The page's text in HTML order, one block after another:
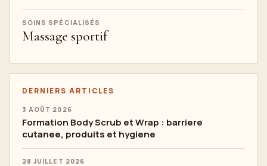
SOINS SPÉCIALISÉS
Massage sportif
DERNIERS ARTICLES
3 AOÛT 2026
Formation Body Scrub et Wrap : barriere
cutanee, produits et hygiene
28 JUILLET 2026